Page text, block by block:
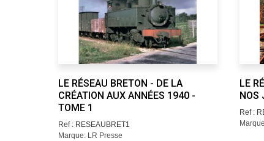
LE RÉSEAU BRETON - DE LA
CRÉATION AUX ANNÉES 1940 -
TOME 1
Ref : RESEAUBRET1
Marque: LR Presse
LE
NOS
Ref :